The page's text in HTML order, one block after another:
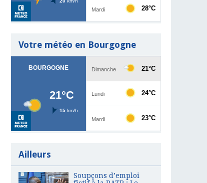
Votre météo en Bourgogne
Ailleurs
Soupçons d’emploi